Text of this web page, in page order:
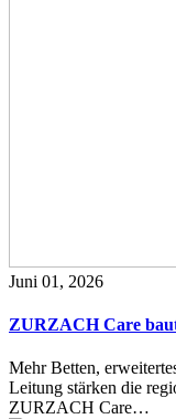
Juni 01, 2026
ZURZACH Care
Mehr Betten,
Leitung stärken die
ZURZACH Care…